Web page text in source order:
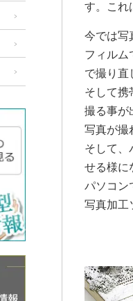
す。これ
今では写
フィルム
で撮り直
そして携
撮る事が
写真が撮
そして、
せる様に
パソコン
写真加工